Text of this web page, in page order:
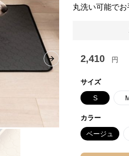
Next slide
丸洗い可能でお
2,410 円
サイズ
S
カラー
ベージュ